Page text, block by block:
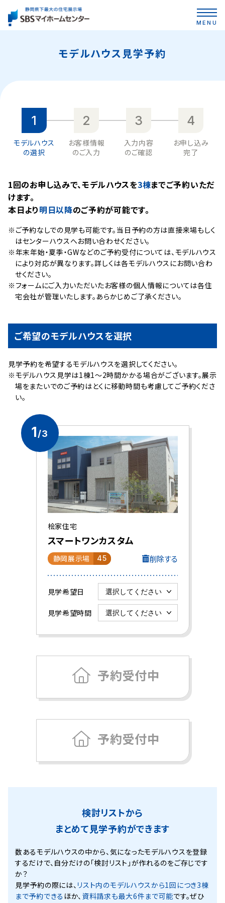
MENU
モデルハウス見学予約
1
モデルハウス
の選択
2
お客様情報
のご入力
3
入力内容
のご確認
4
お申し込み
完了
1回のお申し込みで、モデルハウスを3棟までご予約いただ
けます。
本⽇より明日以降のご予約が可能です。
※ご予約なしでの見学も可能です。当日予約の方は直接来場もしく
はセンターハウスへお問い合わせください。
※年末年始・夏季・GWなどのご予約受付については、モデルハウス
により対応が異なります。詳しくは各モデルハウスにお問い合わ
せください。
※フォームにご入力いただいたお客様の個人情報については各住
宅会社が管理いたします。あらかじめご了承ください。
ご希望のモデルハウスを選択
⾒学予約を希望するモデルハウスを選択してください。
※モデルハウス見学は1棟1～2時間かかる場合がございます。展示
場をまたいでのご予約はとくに移動時間も考慮してご予約くださ
い。
1/3
桧家住宅
スマートワンカスタム
静岡展示場 45 削除する
見学希望日
見学希望時間
予約受付中
予約受付中
検討リストから
まとめて見学予約ができます
数あるモデルハウスの中から、気になったモデルハウスを登録
するだけで、 自分だけの「検討リスト」が作れるのをご存じです
か？
見学予約の際には、 リスト内のモデルハウスから1回につき3棟
まで予約できる ほか、 資料請求も最大6件まで可能です。ぜひ